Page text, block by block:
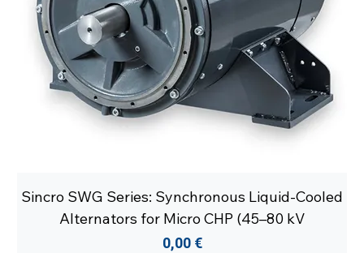
Sincro SWG Series: Synchronous Liquid-Cooled
Alternators for Micro CHP (45–80 kV
Prezzo
0,00 €